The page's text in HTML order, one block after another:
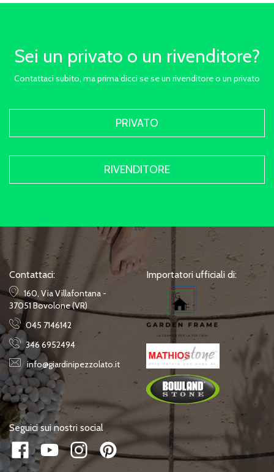
Sei un privato o un rivenditore?
Contattaci subito, ma prima dicci se se un rivenditore o un privato
PRIVATO
RIVENDITORE
Contattaci:
160, Via Villafontana -
37051 Bovolone (VR)
045 7146142
346 6952494
info@giardinipezzolato.it
Importatori ufficiali di:
Seguici sui nostri social